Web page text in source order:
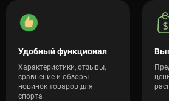
Удобный функционал
Характеристики, отзывы,
сравнение и обзоры
новинок товаров для
спорта